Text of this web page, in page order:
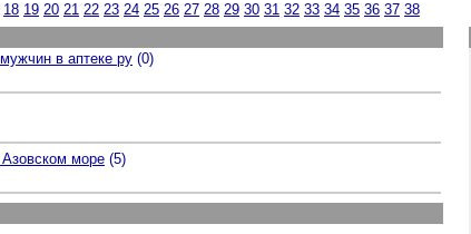
18 19 20 21 22 23 24 25 26 27 28 29 30 31 32 33 34 35 36 37 38
в аптеке ру (0)
Азовском море (5)